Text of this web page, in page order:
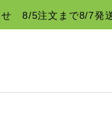
せ 8/5注文まで8/7発